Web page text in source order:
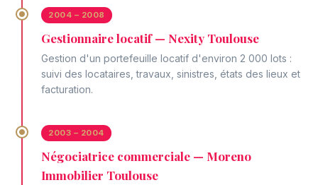
2004 – 2008
Gestionnaire locatif — Nexity Toulouse
Gestion d'un portefeuille locatif d'environ 2 000 lots :
suivi des locataires, travaux, sinistres, états des lieux et
facturation.
2003 – 2004
Négociatrice commerciale — Moreno
Immobilier Toulouse